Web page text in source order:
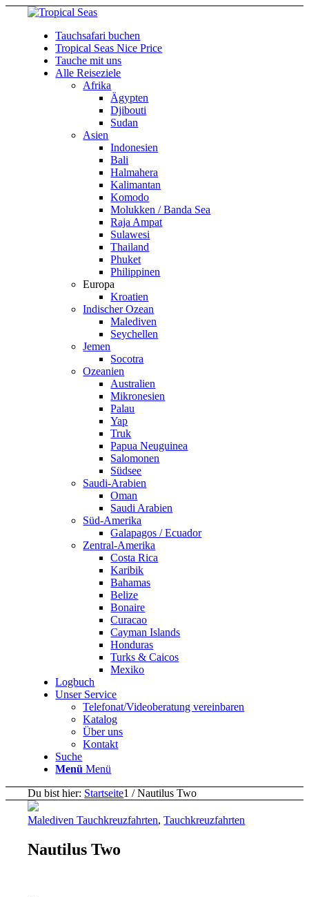
Tauchsafari buchen
Tropical Seas Nice Price
Tauche mit uns
Alle Reiseziele
Afrika
Ägypten
Djibouti
Sudan
Asien
Indonesien
Bali
Halmahera
Kalimantan
Komodo
Molukken / Banda Sea
Raja Ampat
Sulawesi
Thailand
Phuket
Philippinen
Europa
Kroatien
Indischer Ozean
Malediven
Seychellen
Jemen
Socotra
Ozeanien
Australien
Mikronesien
Palau
Yap
Truk
Papua Neuguinea
Salomonen
Südsee
Saudi-Arabien
Oman
Saudi Arabien
Süd-Amerika
Galapagos / Ecuador
Zentral-Amerika
Costa Rica
Karibik
Bahamas
Belize
Bonaire
Curacao
Cayman Islands
Honduras
Turks & Caicos
Mexiko
Logbuch
Unser Service
Telefonat/Videoberatung vereinbaren
Katalog
Über uns
Kontakt
Suche
Menü Menü
Du bist hier: Startseite1 / Nautilus Two
Malediven Tauchkreuzfahrten,Tauchkreuzfahrten
Nautilus Two